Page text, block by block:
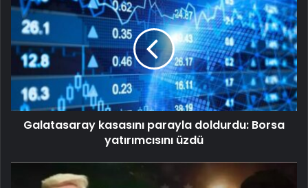
Galatasaray kasasını parayla doldurdu: Borsa
yatırımcısını üzdü